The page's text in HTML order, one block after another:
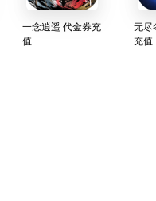
一念逍遥 代金券充
值
无尽
充值